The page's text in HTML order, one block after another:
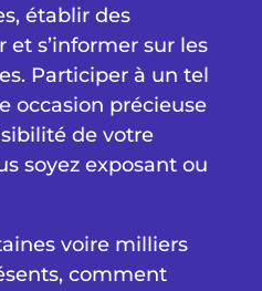
établir des
et s’informer sur les
Participer à un tel
occasion précieuse
de votre
soyez exposant ou
voire milliers
comment